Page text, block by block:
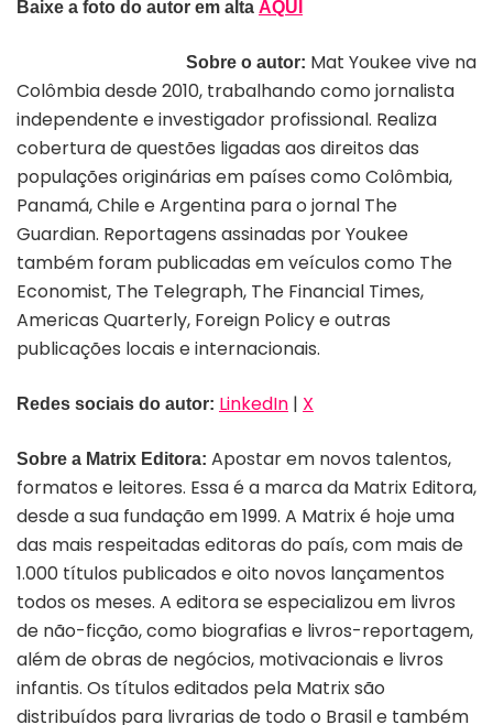
Baixe a foto do autor em alta AQUI
Sobre o autor: Mat Youkee vive na
Colômbia desde 2010, trabalhando como jornalista
independente e investigador profissional. Realiza
coberturade questões ligadas aos direitos das
populações originárias em países como Colômbia,
Panamá, Chile e Argentina para o jornal The
Guardian. Reportagens assinadas por Youkee
também foram publicadas em veículos como The
Economist, The Telegraph, The Financial Times,
Americas Quarterly, Foreign Policy e outras
publicações locais e internacionais.
Redes sociais do autor: LinkedIn | X
Sobre a Matrix Editora: Apostar em novos talentos,
formatos e leitores. Essa é a marca da Matrix Editora,
desde a sua fundação em 1999. A Matrix é hoje uma
das mais respeitadas editoras do país, com mais de
1.000 títulos publicados e oito novos lançamentos
todos os meses. A editora se especializou em livros
de não-ficção, como biografias e livros-reportagem,
além de obras de negócios, motivacionais e livros
infantis. Os títulos editados pela Matrix são
distribuídos para livrarias de todo o Brasil e também